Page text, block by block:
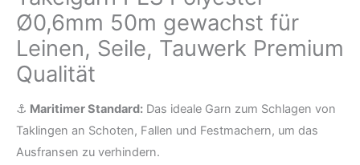
Ø0,6mm 50m gewachst für
Leinen, Seile, Tauwerk Premium
Qualität
⚓ Maritimer Standard: Das ideale Garn zum Schlagen von
Taklingen an Schoten, Fallen und Festmachern, um das
Ausfransen zu verhindern.